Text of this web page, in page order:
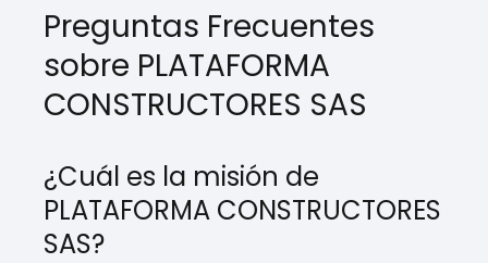
Preguntas Frecuentes
sobre PLATAFORMA
CONSTRUCTORES SAS
¿Cuál es la misión de
PLATAFORMA CONSTRUCTORES
SAS?